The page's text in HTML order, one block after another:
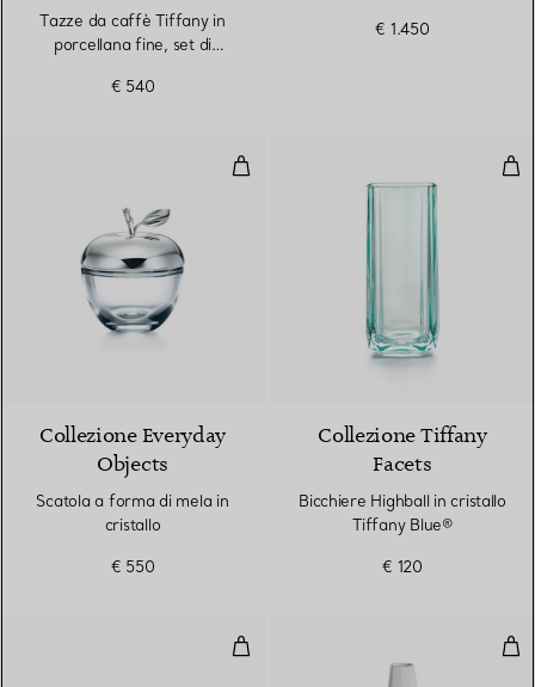
Tazze da caffè Tiffany in
porcellana fine, set di
€ 540
€ 1.450
Scatola a forma di mela in
Collezione Everyday
Objects
Scatola a forma di mela in
cristallo
€ 550
Collezione Tiffany
Facets
Bicchiere Highball in cristallo
Tiffany Blue®
€ 120
Bicchiere doppio Old-fashioned